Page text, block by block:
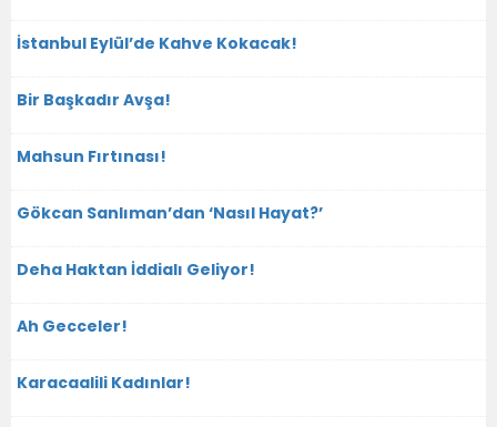
İstanbul Eylül’de Kahve Kokacak!
Bir Başkadır Avşa!
Mahsun Fırtınası!
Gökcan Sanlıman’dan ‘Nasıl Hayat?’
Deha Haktan İddialı Geliyor!
Ah Gecceler!
Karacaalili Kadınlar!